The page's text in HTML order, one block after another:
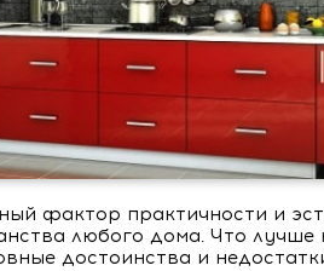
фактор практичности и
любого дома. Что лучше
достоинства и